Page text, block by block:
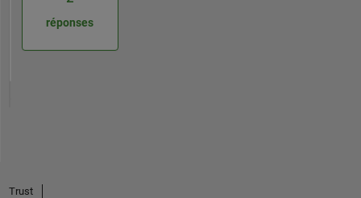
réponses
Trust